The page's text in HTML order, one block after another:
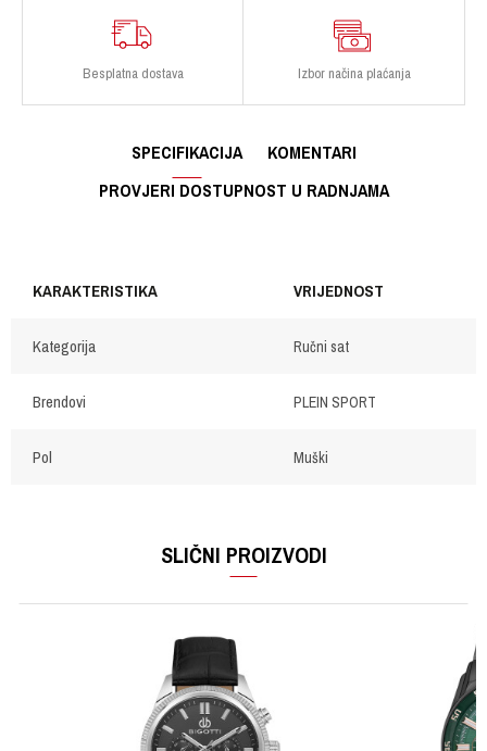
Besplatna dostava Izbor načina plaćanja
SPECIFIKACIJA
KOMENTARI
PROVJERI DOSTUPNOST U RADNJAMA
KARAKTERISTIKA VRIJEDNOST
Kategorija Ručni sat
Brendovi PLEIN SPORT
Pol Muški
SLIČNI PROIZVODI